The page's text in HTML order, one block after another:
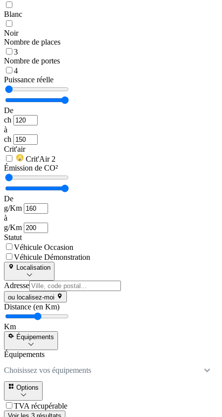
Blanc
Noir
Nombre de places
3
Nombre de portes
4
Puissance réelle
De
ch
à
ch
Crit'air
Crit'Air 2
Émission de CO²
De
g/Km
à
g/Km
Statut
Véhicule Occasion
Véhicule Démonstration
Localisation
Adresse
ou localisez-moi
Distance (en Km)
Km
Équipements
Équipements
Choisissez vos équipements
Options
TVA récupérable